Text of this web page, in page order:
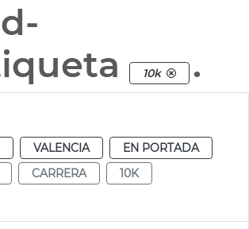
10k .
VALENCIA
EN PORTADA
CARRERA
10K